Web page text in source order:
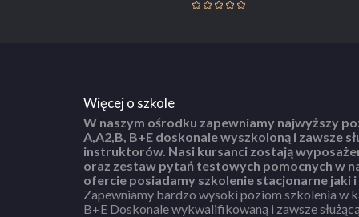
Więcej o szkole
W naszym ośrodku zapewniamy najwyższy
A,A2,B, B+E doskonale wyszkoloną i zawsze
instruktorów. Nasi kursanci zostają
oraz zestaw pytań testowych pomocnych w
ofercie posiadamy szkolenie stacjonarne jaki
Zapewniamy bardzo wysoki poziom szkolenia w
B+E Doskonale wykwalifikowaną i zawsze służącą pomocą kadrę instruktorów,